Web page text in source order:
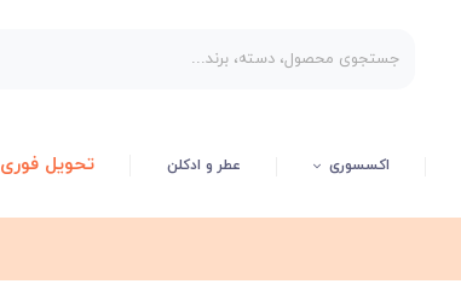
اکسسوری عطر و ادکلن تحویل فوری